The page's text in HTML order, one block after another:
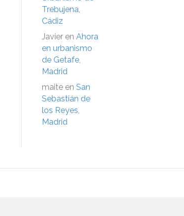
Trebujena,
Cádiz
Javier en Ahora
en urbanismo
de Getafe,
Madrid
maite en San
Sebastián de
los Reyes,
Madrid